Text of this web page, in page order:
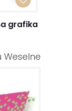
grafika
Weselne